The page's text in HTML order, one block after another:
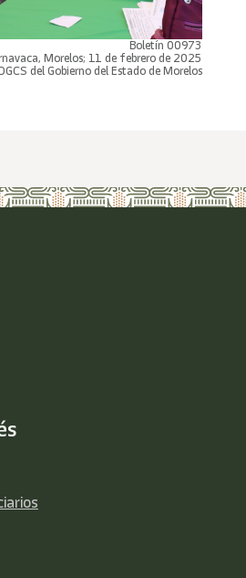
Boletín 00973
Morelos; 11 de febrero de 2025
del Gobierno del Estado de Morelos